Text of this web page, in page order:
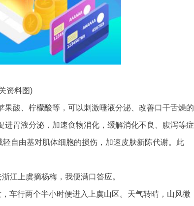
资料图)
酸、柠檬酸等，可以刺激唾液分泌、改善口干舌燥的
胃液分泌，加速食物消化，缓解消化不良、腹泻等症
自由基对肌体细胞的损伤，加速皮肤新陈代谢。此
江上虞摘杨梅，我便满口答应。
车行两个半小时便进入上虞山区。天气转晴，山风微